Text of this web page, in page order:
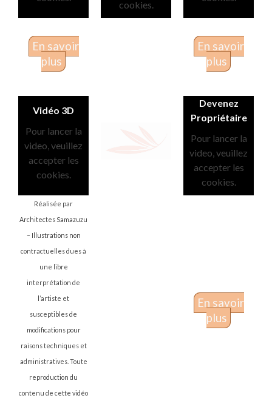
cookies.
En savoir
plus
En savoir
plus
Vidéo 3D
Pour lancer la
video, veuillez
accepter les
cookies.
Devenez
Propriétaire
Pour lancer la
video, veuillez
accepter les
cookies.
Réalisée par
Architectes Samazuzu
– Illustrations non
contractuelles dues à
une libre
interprétation de
l’artiste et
susceptibles de
modifications pour
raisons techniques et
administratives. Toute
reproduction du
contenu de cette vidéo
En savoir
plus